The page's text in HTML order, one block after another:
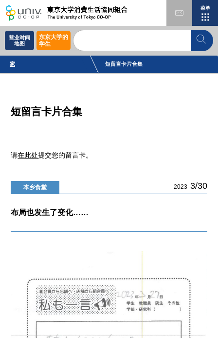
菜单
营业时间
地图
东京大学的
学生
家 短留言卡片合集
短留言卡片合集
请在此处提交您的留言卡。
本乡食堂 2023 3/30
布局也发生了变化……